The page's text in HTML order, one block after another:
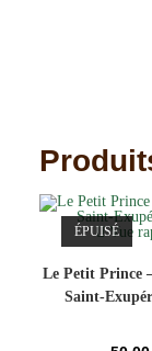
ÉPUISÉVue
Le Petit Prince
Saint-